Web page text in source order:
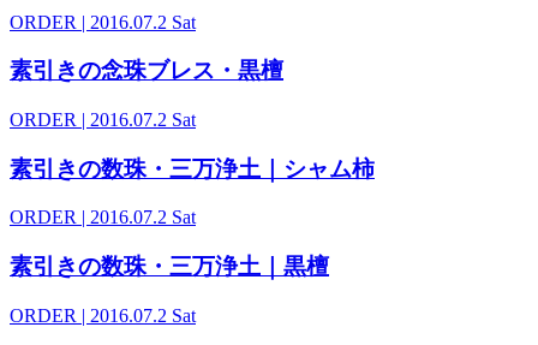
ORDER | 2016.07.2 Sat
素引きの念珠ブレス・黒檀
ORDER | 2016.07.2 Sat
素引きの数珠・三万浄土｜シャム柿
ORDER | 2016.07.2 Sat
素引きの数珠・三万浄土｜黒檀
ORDER | 2016.07.2 Sat